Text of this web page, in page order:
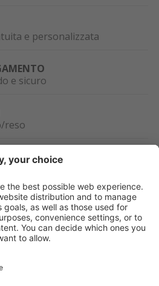
e personalizzata
e sicuro
reso
HAI LA PARTITA
IVA?
Per ordini, offerte,
prezzi speciali e
ulteriori articoli